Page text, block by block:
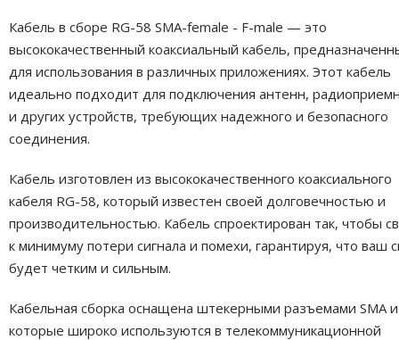
Кабель в сборе RG-58 SMA-female - F-male — это
высококачественный коаксиальный кабель,
для использования в различных приложениях. Этот кабель
идеально подходит для подключения антенн,
и других устройств, требующих надежного и безопасного
соединения.
Кабель изготовлен из высококачественного коаксиального
кабеля RG-58, который известен своей долговечностью и
производительностью. Кабель спроектирован так, чтобы
к минимуму потери сигнала и помехи, гарантируя, что ваш
будет четким и сильным.
Кабельная сборка оснащена штекерными разъемами SMA
которые широко используются в телекоммуникационной